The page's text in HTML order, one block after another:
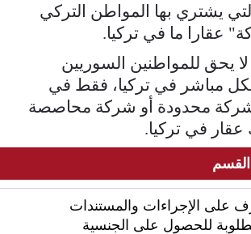
يشتري بها المواطن التركي
عقارا ما في تركيا.
يحق للمواطنين السوريين
مباشر في تركيا، فقط في
شركة محدودة أو شركة محاصصة
في تركيا.
على الإجراءات والمستندات
للحصول على الجنسية